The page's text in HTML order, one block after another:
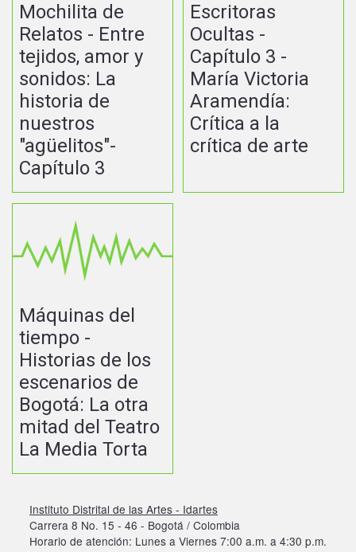
Mochilita de
Relatos - Entre
tejidos, amor y
sonidos: La
historia de
nuestros
"agüelitos"-
Capítulo 3
Escritoras
Ocultas -
Capítulo 3 -
María Victoria
Aramendía:
Crítica a la
crítica de arte
Máquinas del
tiempo -
Historias de los
escenarios de
Bogotá: La otra
mitad del Teatro
La Media Torta
Instituto Distrital de las Artes - Idartes
Carrera 8 No. 15 - 46 - Bogotá / Colombia
Horario de atención: Lunes a Viernes 7:00 a.m. a 4:30 p.m.